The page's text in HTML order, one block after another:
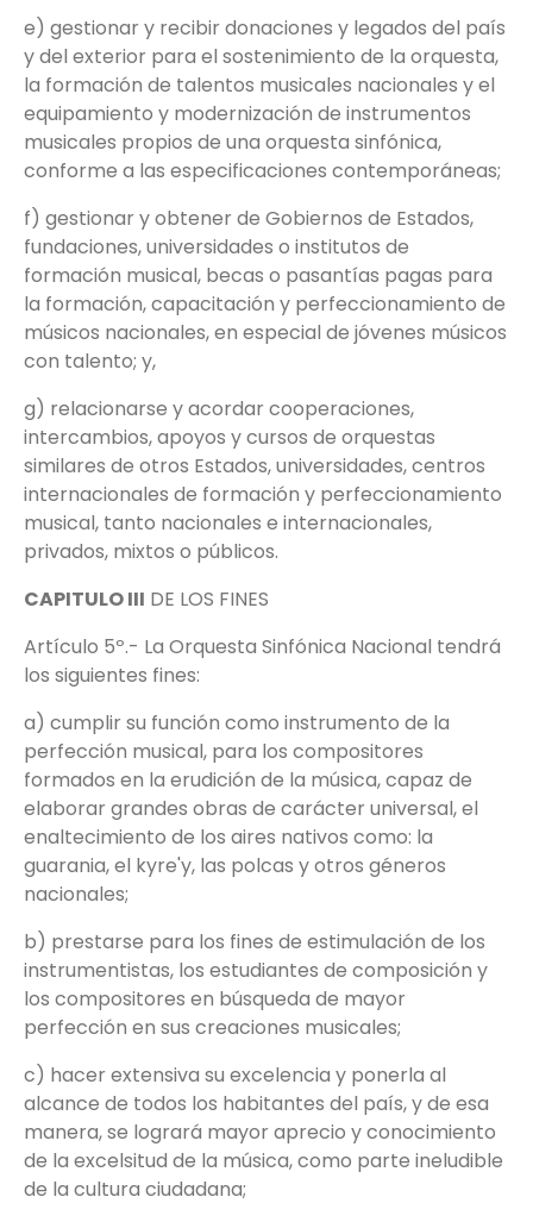
e) gestionar y recibir donaciones y legados del país
y del exterior para el sostenimiento de la orquesta,
la formación de talentos musicales nacionales y el
equipamiento y modernización de instrumentos
musicales propios de una orquesta sinfónica,
conforme a las especificaciones contemporáneas;
f) gestionar y obtener de Gobiernos de Estados,
fundaciones, universidades o institutos de
formación musical, becas o pasantías pagas para
la formación, capacitación y perfeccionamiento de
músicos nacionales, en especial de jóvenes músicos
con talento; y,
g) relacionarse y acordar cooperaciones,
intercambios, apoyos y cursos de orquestas
similares de otros Estados, universidades, centros
internacionales de formación y perfeccionamiento
musical, tanto nacionales e internacionales,
privados, mixtos o públicos.
CAPITULO III DE LOS FINES
Artículo 5º.- La Orquesta Sinfónica Nacional tendrá
los siguientes fines:
a) cumplir su función como instrumento de la
perfección musical, para los compositores
formados en la erudición de la música, capaz de
elaborar grandes obras de carácter universal, el
enaltecimiento de los aires nativos como: la
guarania, el kyre'y, las polcas y otros géneros
nacionales;
b) prestarse para los fines de estimulación de los
instrumentistas, los estudiantes de composición y
los compositores en búsqueda de mayor
perfección en sus creaciones musicales;
c) hacer extensiva su excelencia y ponerla al
alcance de todos los habitantes del país, y de esa
manera, se logrará mayor aprecio y conocimiento
de la excelsitud de la música, como parte ineludible
de la cultura ciudadana;